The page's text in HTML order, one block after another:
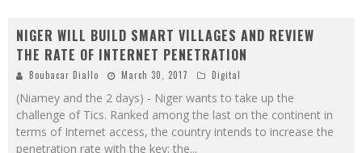
NIGER WILL BUILD SMART VILLAGES AND REVIEW
THE RATE OF INTERNET PENETRATION
Boubacar Diallo March 30, 2017 Digital
(Niamey and the 2 days) - Niger wants to take up the
challenge of Tics. Ranked among the last on the continent in
terms of Internet access, the country intends to increase the
penetration rate with the key: the...